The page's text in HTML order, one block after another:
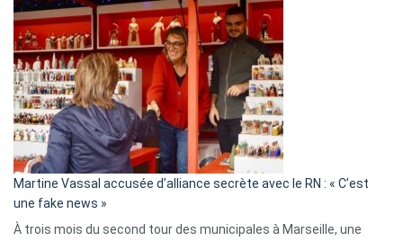
Algérie
Martine Vassal accusée d’alliance secrète avec le RN : « C’est
une fake news »
À trois mois du second tour des municipales à Marseille, une